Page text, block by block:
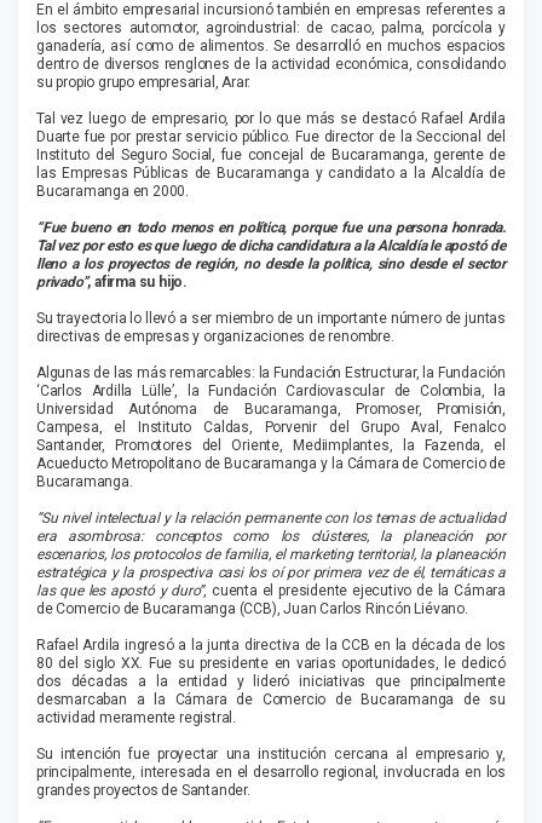
En el ámbito empresarial incursionó también en empresas referentes a
los sectores automotor, agroindustrial: de cacao, palma, porcícola y
ganadería, así como de alimentos. Se desarrolló en muchos espacios
dentro de diversos renglones de la actividad económica, consolidando
su propio grupo empresarial, Arar.
Tal vez luego de empresario, por lo que más se destacó Rafael Ardila
Duarte fue por prestar servicio público. Fue director de la Seccional del
Instituto del Seguro Social, fue concejal de Bucaramanga, gerente de
las Empresas Públicas de Bucaramanga y candidato a la Alcaldía de
Bucaramanga en 2000.
“Fue bueno en todo menos en política, porque fue una persona honrada.
Tal vez por esto es que luego de dicha candidatura a la Alcaldía le apostó de
lleno a los proyectos de región, no desde la política, sino desde el sector
privado”, afirma su hijo.
Su trayectoria lo llevó a ser miembro de un importante número de juntas
directivas de empresas y organizaciones de renombre.
Algunas de las más remarcables: la Fundación Estructurar, la Fundación
‘Carlos Ardilla Lülle’, la Fundación Cardiovascular de Colombia, la
Universidad Autónoma de Bucaramanga, Promoser, Promisión,
Campesa, el Instituto Caldas, Porvenir del Grupo Aval, Fenalco
Santander, Promotores del Oriente, Mediimplantes, la Fazenda, el
Acueducto Metropolitano de Bucaramanga y la Cámara de Comercio de
Bucaramanga.
“Su nivel intelectual y la relación permanente con los temas de actualidad
era asombrosa: conceptos como los clústeres, la planeación por
escenarios, los protocolos de familia, el marketing territorial, la planeación
estratégica y la prospectiva casi los oí por primera vez de él, temáticas a
las que les apostó y duro”, cuenta el presidente ejecutivo de la Cámara
de Comercio de Bucaramanga (CCB), Juan Carlos Rincón Liévano.
Rafael Ardila ingresó a la junta directiva de la CCB en la década de los
80 del siglo XX. Fue su presidente en varias oportunidades, le dedicó
dos décadas a la entidad y lideró iniciativas que principalmente
desmarcaban a la Cámara de Comercio de Bucaramanga de su
actividad meramente registral.
Su intención fue proyectar una institución cercana al empresario y,
principalmente, interesada en el desarrollo regional, involucrada en los
grandes proyectos de Santander.